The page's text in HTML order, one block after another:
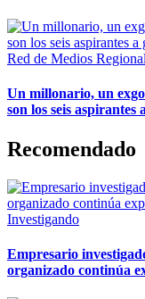
Red de Medios
Un millonario, un
son los seis
Recomendado
Investigando
Empresario
organizado continúa